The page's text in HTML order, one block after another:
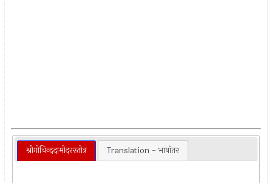
श्रीगोविन्ददामोदरस्तोत्र Translation - भाषांतर